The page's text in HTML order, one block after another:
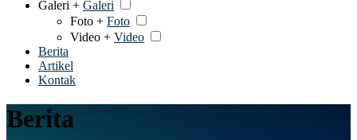
Galeri + Galeri
Foto + Foto
Video + Video
Berita
Artikel
Kontak
Berita